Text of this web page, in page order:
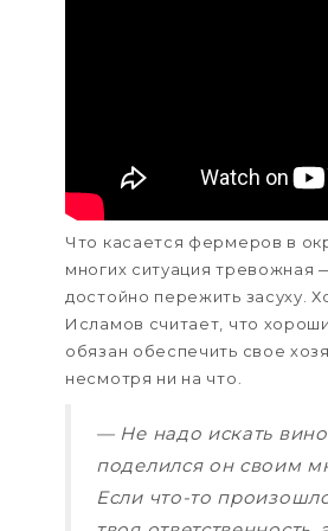
Что касается фермеров в
многих ситуация тревожная
достойно пережить засуху.
Исламов считает, что
обязан обеспечить свое
несмотря ни на что.
— Не надо искать
поделился он своим
Если что-то